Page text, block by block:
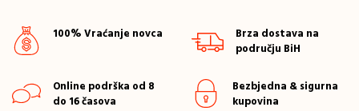
100% Vraćanje novca
Brza dostava na
području BiH
Online podrška od 8
do 16 časova
Bezbjedna & sigurna
kupovina